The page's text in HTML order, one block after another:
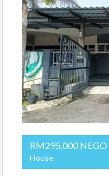
RM295,000 NEGO
House